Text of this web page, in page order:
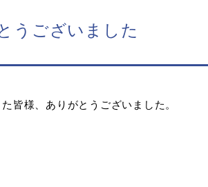
うございました
様、ありがとうございました。